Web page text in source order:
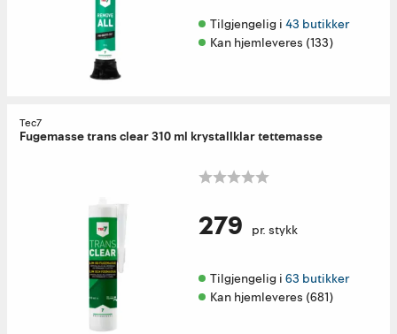
Tilgjengelig i 43 butikker
Kan hjemleveres (133)
Tec7
Fugemasse trans clear 310 ml krystallklar tettemasse
279 pr. stykk
Tilgjengelig i 63 butikker
Kan hjemleveres (681)